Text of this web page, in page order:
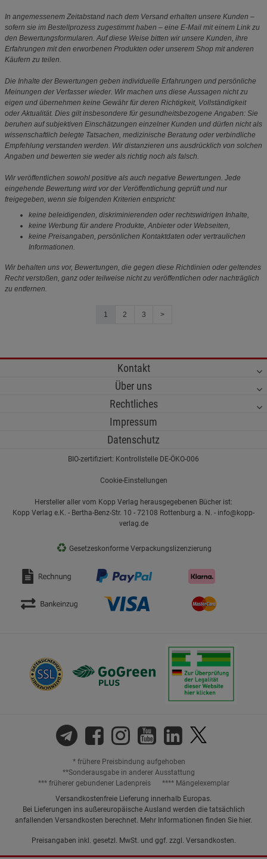
In angemessenem Zeitabstand nach dem Versand erhalten unsere Kunden –
sofern sie im Bestellprozess zugestimmt haben – eine E-Mail mit einem Link zu
den Bewertungsformularen. Auf diese Weise bitten wir unsere Kunden, ihre
Erfahrungen mit den erworbenen Produkten oder unserem Shop mit anderen
Käufern zu teilen.
Die Inhalte der Bewertungen geben individuelle Erfahrungen und persönliche
Meinungen der Verfasser wieder. Wir machen uns diese Aussagen nicht zu
eigen und übernehmen keine Gewähr für deren Richtigkeit, Vollständigkeit
oder Aktualität. Dies gilt insbesondere für gesundheitsbezogene Angaben: Sie
beruhen auf subjektiven Einschätzungen einzelner Kunden und dürfen nicht als
wissenschaftlich belegte Tatsachen, medizinische Beratung oder verbindliche
Empfehlung verstanden werden. Wir distanzieren uns ausdrücklich von solchen
Angaben und bewerten sie weder als richtig noch als falsch.
Wir veröffentlichen sowohl positive als auch negative Bewertungen. Jede
eingehende Bewertung wird vor der Veröffentlichung geprüft und nur
freigegeben, wenn sie folgenden Kriterien entspricht:
keine beleidigenden, diskriminierenden oder rechtswidrigen Inhalte,
keine Werbung für andere Produkte, Anbieter oder Webseiten,
keine Preisangaben, persönlichen Kontaktdaten oder vertraulichen
Informationen.
Wir behalten uns vor, Bewertungen, die gegen diese Richtlinien oder geltendes
Recht verstoßen, ganz oder teilweise nicht zu veröffentlichen oder nachträglich
zu entfernen.
1 2 3 >
Kontakt
Über uns
Rechtliches
Impressum
Datenschutz
BIO-zertifiziert: Kontrollstelle DE-ÖKO-006
Cookie-Einstellungen
Hersteller aller vom Kopp Verlag herausgegebenen Bücher ist:
Kopp Verlag e.K. - Bertha-Benz-Str. 10 - 72108 Rottenburg a. N. - info@kopp-
verlag.de
♻ Gesetzeskonforme Verpackungslizenzierung
* frühere Preisbindung aufgehoben
**Sonderausgabe in anderer Ausstattung
*** früherer gebundener Ladenpreis
**** Mängelexemplar
Versandkostenfreie Lieferung innerhalb Europas.
Bei Lieferungen ins außereuropäische Ausland werden die tatsächlich
anfallenden Versandkosten berechnet. Mehr Informationen finden Sie hier.
Preisangaben inkl. gesetzl. MwSt. und ggf. zzgl. Versandkosten.